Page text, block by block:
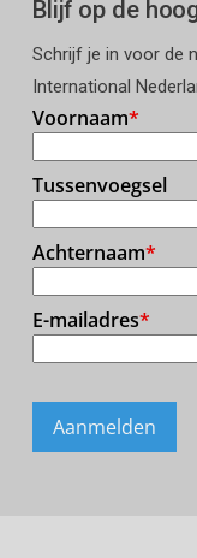
Blijf op de
Schrijf je in voor de
International